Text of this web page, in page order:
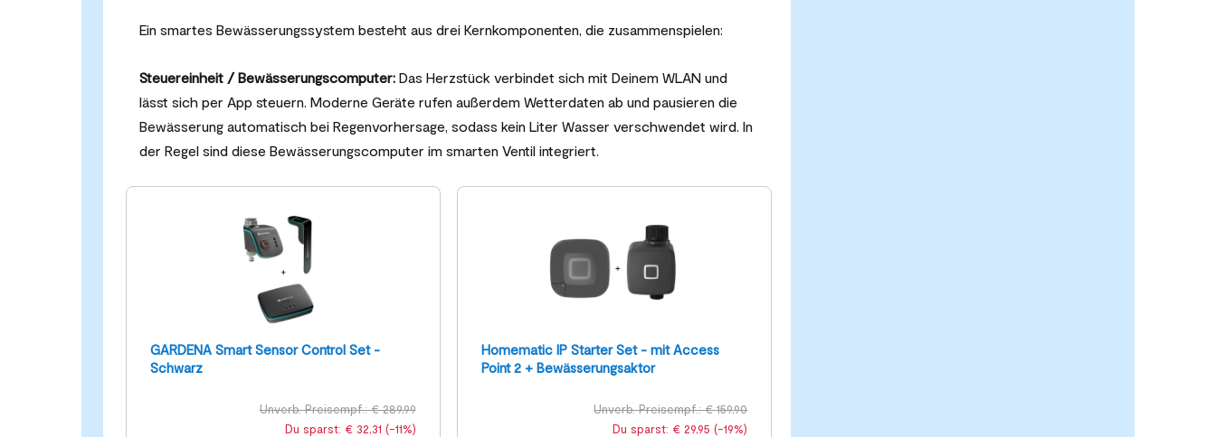
Ein smartes Bewässerungssystem besteht aus drei Kernkomponenten, die zusammenspielen:
Steuereinheit / Bewässerungscomputer: Das Herzstück verbindet sich mit Deinem WLAN und
lässt sich per App steuern. Moderne Geräte rufen außerdem Wetterdaten ab und pausieren die
Bewässerung automatisch bei Regenvorhersage, sodass kein Liter Wasser verschwendet wird. In
der Regel sind diese Bewässerungscomputer im smarten Ventil integriert.
GARDENA Smart Sensor Control Set -
Schwarz
Unverb. Preisempf.: € 289,99
Du sparst: € 32,31 (-11%)
Homematic IP Starter Set - mit Access
Point 2 + Bewässerungsaktor
Unverb. Preisempf.: € 159,90
Du sparst: € 29,95 (-19%)